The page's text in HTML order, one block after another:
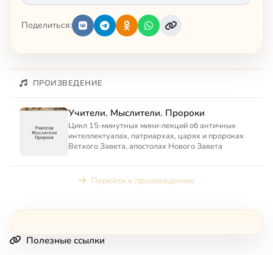
Поделиться:
ПРОИЗВЕДЕНИЕ
Учители. Мыслители. Пророки
Цикл 15-минутных мини-лекций об античных
интеллектуалах, патриархах, царях и пророках
Ветхого Завета, апостолах Нового Завета
Перейти к произведению
Полезные ссылки